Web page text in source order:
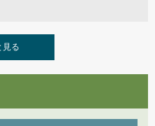
ィアによる野球教室及び親善試
の新たな試み（2）」
見る